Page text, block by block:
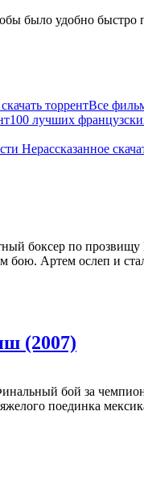
было удобно быстро
торрентВсе
100 лучших
Нерассказанное
боксер по прозвищу
Артем ослеп и
(2007)
бой за
поединка